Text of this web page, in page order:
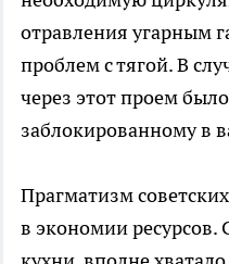
отравления угарным
проблем с тягой. В
через этот проем
заблокированному в
Прагматизм
в экономии